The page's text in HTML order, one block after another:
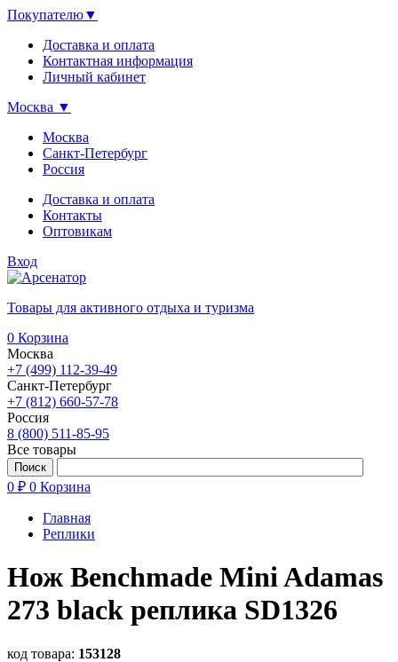
Покупателю▼
Доставка и оплата
Контактная информация
Личный кабинет
Москва ▼
Москва
Санкт-Петербург
Россия
Доставка и оплата
Контакты
Оптовикам
Вход
Товары для активного отдыха и туризма
0 Корзина
Москва
+7 (499) 112-39-49
Санкт-Петербург
+7 (812) 660-57-78
Россия
8 (800) 511-85-95
Все товары
0 ₽ 0 Корзина
Главная
Реплики
Нож Benchmade Mini Adamas
273 black реплика SD1326
код товара: 153128